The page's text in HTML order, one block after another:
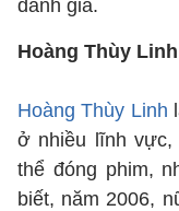
danh giá.
Hoàng Thùy Linh
Hoàng Thùy Linh
ở nhiều lĩnh
thể đóng phim,
biết, năm 2006,